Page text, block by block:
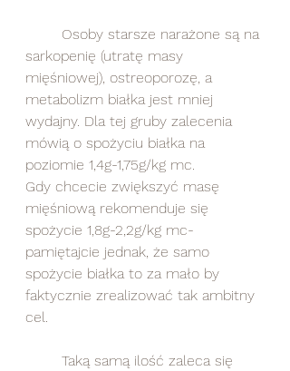
sarkopenię (utratę masy
mięśniowej), ostreoporozę, a
metabolizm białka jest mniej
wydajny. Dla tej gruby zalecenia
mówią o spożyciu białka na
poziomie 1,4g-1,75g/kg mc.
Gdy chcecie zwiększyć masę
mięśniową rekomenduje się
spożycie 1,8g-2,2g/kg mc-
pamiętajcie jednak, że samo
spożycie białka to za mało by
faktycznie zrealizować tak ambitny
cel.